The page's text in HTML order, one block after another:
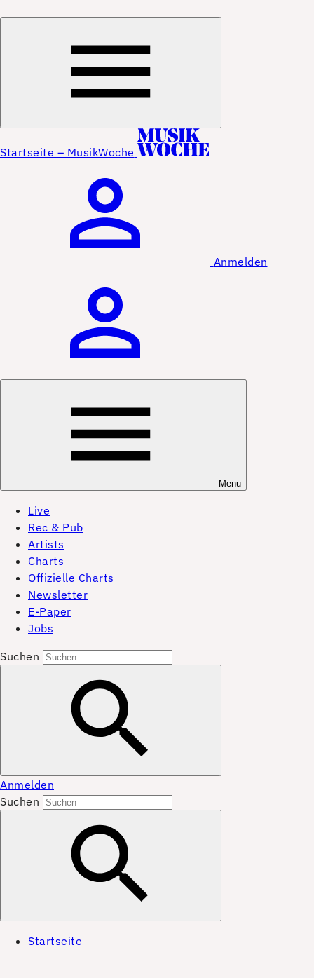
Startseite – MusikWoche
Anmelden
Menu
Live
Rec & Pub
Artists
Charts
Offizielle Charts
Newsletter
E-Paper
Jobs
Suchen
Anmelden
Suchen
Startseite